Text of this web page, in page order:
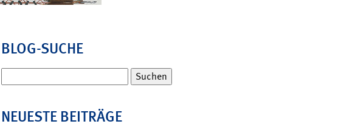
BLOG-SUCHE
nach:
NEUESTE BEITRÄGE